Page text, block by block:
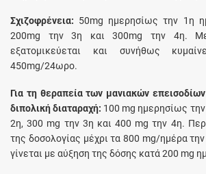
Σχιζοφρένεια: 50mg ημερησίως την 1η
200mg την 3η και 300mg την 4η.
εξατομικεύεται και συνήθως
450mg/24ωρο.
Για τη θεραπεία των μανιακών
διπολική διαταραχή: 100 mg ημερησίως
2η, 300 mg την 3η και 400 mg την 4η.
της δοσολογίας μέχρι τα 800 mg/ημέρα
γίνεται με αύξηση της δόσης κατά 200 mg